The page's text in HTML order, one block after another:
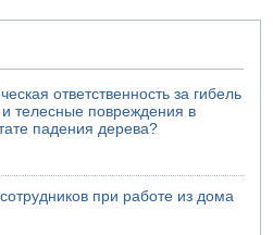
ответственность за гибель
телесные повреждения в
падения дерева?
при работе из дома